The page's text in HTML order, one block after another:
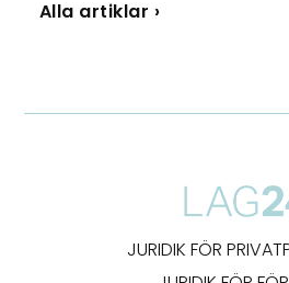
Alla artiklar ›
JURIDIK FÖR